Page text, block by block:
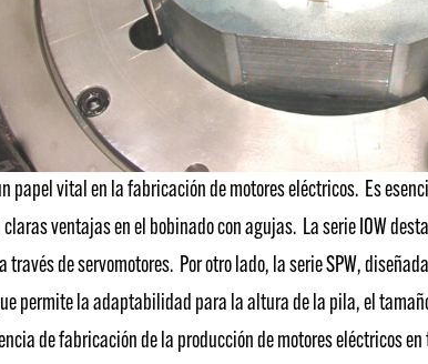
papel vital en la fabricación de motores eléctricos. Es
ventajas en el bobinado con agujas. La serie IOW
través de servomotores. Por otro lado, la serie SPW,
permite la adaptabilidad para la altura de la pila, el
de fabricación de la producción de motores eléctricos